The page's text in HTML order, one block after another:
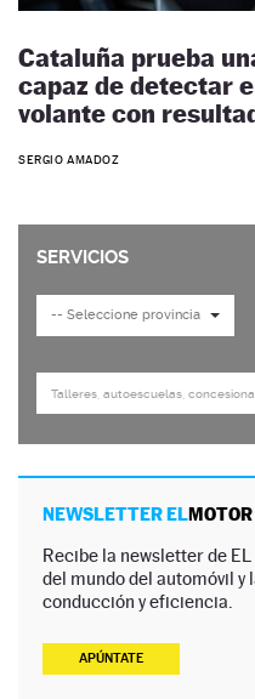
Cataluña prueba
capaz de detectar
volante con
SERGIO AMADOZ
NEWSLETTER ELMOTOR
Recibe la newsletter de
del mundo del automóvil
conducción y eficiencia.
APÚNTATE